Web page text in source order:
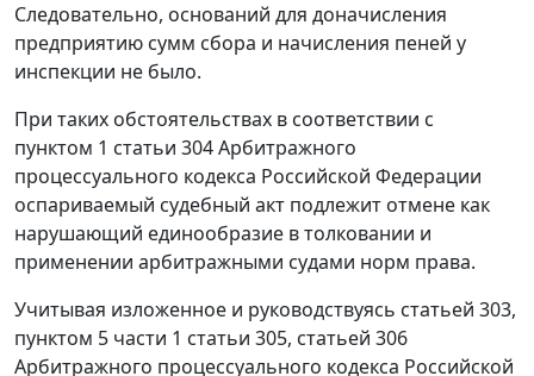
Следовательно, оснований для доначисления
предприятию сумм сбора и начисления пеней у
инспекции не было.
При таких обстоятельствах в соответствии с
пунктом 1 статьи 304Арбитражного
процессуального кодекса Российской Федерации
оспариваемый судебный акт подлежит отмене как
нарушающий единообразие в толковании и
применении арбитражными судами норм права.
Учитывая изложенное и руководствуясь статьей 303,
пунктом 5 части 1 статьи 305, статьей 306
Арбитражного процессуального кодекса Российской